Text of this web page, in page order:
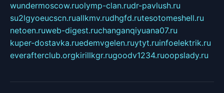
wundermoscow.ruolymp-clan.rudr-pavlush.ru
su2lgyoeucscn.ruallkmv.rudhgfd.rutesotomeshell.ru
netoen.ruweb-digest.ruchanganqiyuana07.ru
kuper-dostavka.ruedemvgelen.ruytyt.ruinfoelektrik.ru
everafterclub.orgkirillkgr.rugoodv1234.ruoopslady.ru